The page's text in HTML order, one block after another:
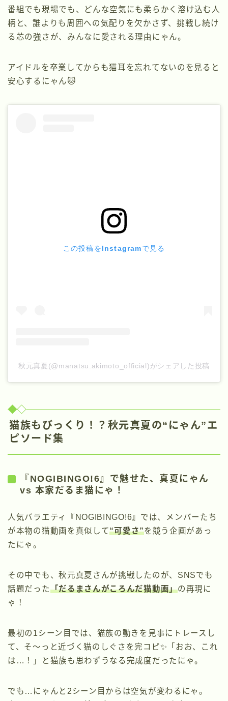
番組でも現場でも、どんな空気にも柔らかく溶け込む人
柄と、誰よりも周囲への気配りを欠かさず、挑戦し続け
る芯の強さが、みんなに愛される理由にゃん。
アイドルを卒業してからも猫耳を忘れてないのを見ると
安心するにゃん🐱
この投稿をInstagramで見る
秋元真夏(@manatsu.akimoto_official)がシェアした投稿
猫族もびっくり！？秋元真夏の“にゃん”エ
ピソード集
『NOGIBINGO!6』で魅せた、真夏にゃん
vs 本家だるま猫にゃ！
人気バラエティ『NOGIBINGO!6』では、メンバーたち
が本物の猫動画を真似して“可愛さ”を競う企画があっ
たにゃ。
その中でも、秋元真夏さんが挑戦したのが、SNSでも
話題だった「だるまさんがころんだ猫動画」の再現に
ゃ！
最初の1シーン目では、猫族の動きを見事にトレースし
て、そ～っと近づく猫のしぐさを完コピ✨「おお、これ
は…！」と猫族も思わずうなる完成度だったにゃ。
でも…にゃんと2シーン目からは空気が変わるにゃ。